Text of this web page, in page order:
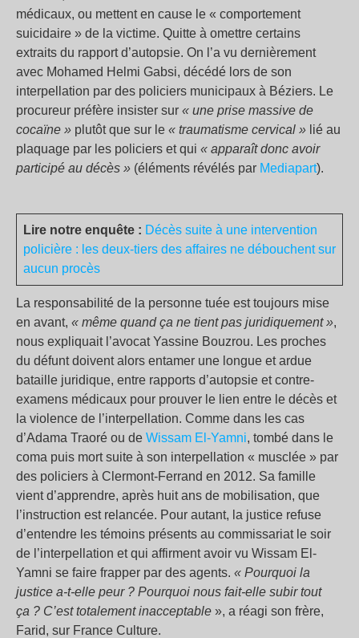
médicaux, ou mettent en cause le « comportement
suicidaire » de la victime. Quitte à omettre certains
extraits du rapport d’autopsie. On l’a vu dernièrement
avec Mohamed Helmi Gabsi, décédé lors de son
interpellation par des policiers municipaux à Béziers. Le
procureur préfère insister sur « une prise massive de
cocaïne » plutôt que sur le « traumatisme cervical » lié au
plaquage par les policiers et qui « apparaît donc avoir
participé au décès » (éléments révélés par Mediapart).
Lire notre enquête : Décès suite à une intervention
policière : les deux-tiers des affaires ne débouchent sur
aucun procès
La responsabilité de la personne tuée est toujours mise
en avant, « même quand ça ne tient pas juridiquement »,
nous expliquait l’avocat Yassine Bouzrou. Les proches
du défunt doivent alors entamer une longue et ardue
bataille juridique, entre rapports d’autopsie et contre-
examens médicaux pour prouver le lien entre le décès et
la violence de l’interpellation. Comme dans les cas
d’Adama Traoré ou de Wissam El-Yamni, tombé dans le
coma puis mort suite à son interpellation « musclée » par
des policiers à Clermont-Ferrand en 2012. Sa famille
vient d’apprendre, après huit ans de mobilisation, que
l’instruction est relancée. Pour autant, la justice refuse
d’entendre les témoins présents au commissariat le soir
de l’interpellation et qui affirment avoir vu Wissam El-
Yamni se faire frapper par des agents. « Pourquoi la
justice a-t-elle peur ? Pourquoi nous fait-elle subir tout
ça ? C’est totalement inacceptable », a réagi son frère,
Farid, sur France Culture.